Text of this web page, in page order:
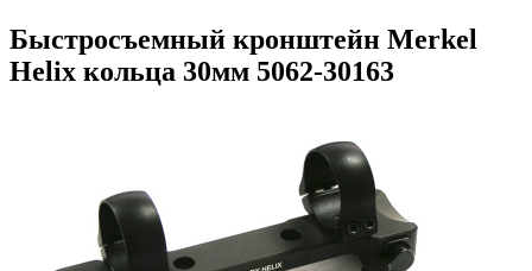
Быстросъемный кронштейн Merkel
Helix кольца 30мм 5062-30163